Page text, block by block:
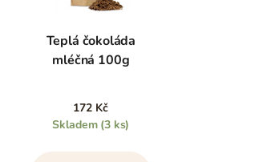
Teplá čokoláda
mléčná 100g
172 Kč
Skladem (3 ks)